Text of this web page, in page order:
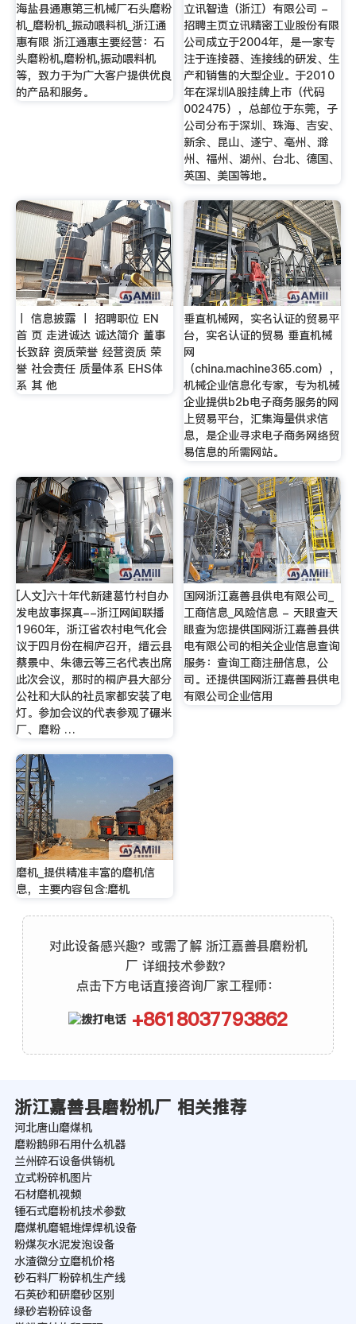
海盐县通惠第三机械厂石头磨粉
机_磨粉机_振动喂料机_浙江通
惠有限 浙江通惠主要经营：石
头磨粉机,磨粉机,振动喂料机
等，致力于为广大客户提供优良
的产品和服务。
立讯智造（浙江）有限公司 -
招聘主页立讯精密工业股份有限
公司成立于2004年，是一家专
注于连接器、连接线的研发、生
产和销售的大型企业。于2010
年在深圳A股挂牌上市（代码
002475），总部位于东莞，子
公司分布于深圳、珠海、吉安、
新余、昆山、遂宁、亳州、滁
州、福州、湖州、台北、德国、
英国、美国等地。
丨 信息披露 丨 招聘职位 EN
首 页 走进诚达 诚达简介 董事
长致辞 资质荣誉 经营资质 荣
誉 社会责任 质量体系 EHS体
系 其 他
垂直机械网，实名认证的贸易平
台，实名认证的贸易 垂直机械
网
（china.machine365.com），
机械企业信息化专家，专为机械
企业提供b2b电子商务服务的网
上贸易平台，汇集海量供求信
息，是企业寻求电子商务网络贸
易信息的所需网站。
[人文]六十年代新建葛竹村自办
发电故事探真--浙江网闻联播
1960年，浙江省农村电气化会
议于四月份在桐庐召开，缙云县
蔡景中、朱德云等三名代表出席
此次会议，那时的桐庐县大部分
公社和大队的社员家都安装了电
灯。参加会议的代表参观了碾米
厂、磨粉 …
国网浙江嘉善县供电有限公司_
工商信息_风险信息 - 天眼查天
眼查为您提供国网浙江嘉善县供
电有限公司的相关企业信息查询
服务：查询工商注册信息，公
司。还提供国网浙江嘉善县供电
有限公司企业信用
磨机_提供精准丰富的磨机信
息，主要内容包含:磨机
对此设备感兴趣？或需了解 浙江嘉善县磨粉机
厂 详细技术参数？
点击下方电话直接咨询厂家工程师：
+8618037793862
浙江嘉善县磨粉机厂 相关推荐
河北唐山磨煤机
磨粉鹅卵石用什么机器
兰州碎石设备供销机
立式粉碎机图片
石材磨机视频
锤石式磨粉机技术参数
磨煤机磨辊堆焊焊机设备
粉煤灰水泥发泡设备
水渣微分立磨机价格
砂石料厂粉碎机生产线
石英砂和研磨砂区别
绿砂岩粉碎设备